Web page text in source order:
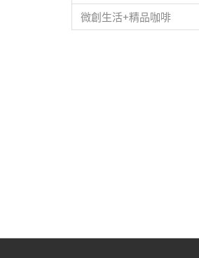
微創生活+精品咖啡